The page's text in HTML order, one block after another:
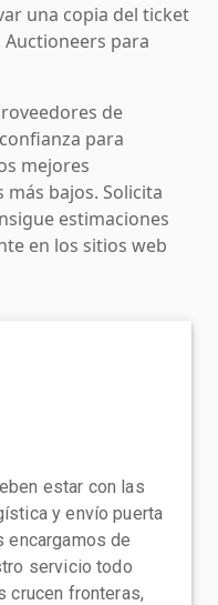
una copia del ticket
Auctioneers para
de
para
mejores
bajos. Solicita
estimaciones
en los sitios web
estar con las
y envío puerta
encargamos de
servicio todo
crucen fronteras,